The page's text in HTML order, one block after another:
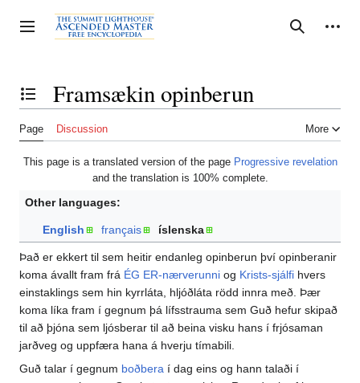
to
content
Toggle sidebar Search
Personal tools
Toggle the table of contentsFramsækin opinberun
Page Discussion More
This page is a translated version of the page Progressive revelation
and the translation is 100% complete.
Other languages:
English français íslenska
Það er ekkert til sem heitir endanleg opinberun því opinberanir
koma ávallt fram frá ÉG ER-nærverunni og Krists-sjálfi hvers
einstaklings sem hin kyrrláta, hljóðláta rödd innra með. Þær
koma líka fram í gegnum þá lífsstrauma sem Guð hefur skipað
til að þjóna sem ljósberar til að beina visku hans í frjósaman
jarðveg og uppfæra hana á hverju tímabili.
Guð talar í gegnum boðbera í dag eins og hann talaði í